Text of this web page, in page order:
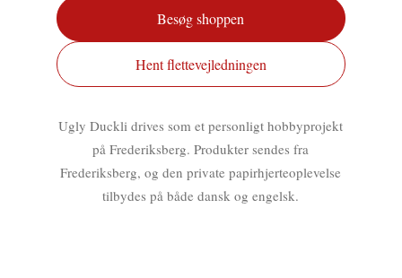
Besøg shoppen
Hent flettevejledningen
Ugly Duckli drives som et personligt hobbyprojekt
på Frederiksberg. Produkter sendes fra
Frederiksberg, og den private papirhjerteoplevelse
tilbydes på både dansk og engelsk.